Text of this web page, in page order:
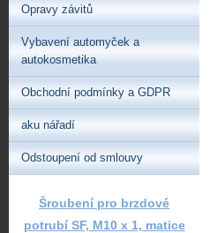
Opravy závitů
Vybavení automyček a
autokosmetika
Obchodní podmínky a GDPR
aku nářadí
Odstoupení od smlouvy
Šroubení pro brzdové
potrubí SF, M10 x 1, matice